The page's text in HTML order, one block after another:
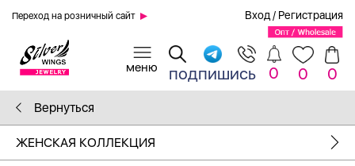
Переход на розничный сайт Вход / Регистрация
подпишись 0 0 0
Вернуться
ЖЕНСКАЯ КОЛЛЕКЦИЯ